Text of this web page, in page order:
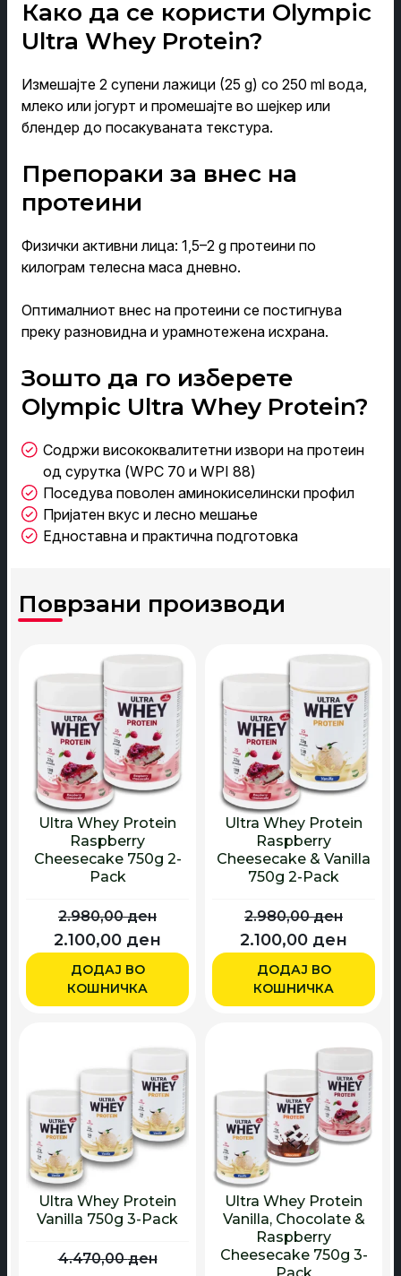
Како да се користи Olympic
Ultra Whey Protein?
Измешајте 2 супени лажици (25 g) со 250 ml вода,
млеко или јогурт и промешајте во шејкер или
блендер до посакуваната текстура.
Препораки за внес на
протеини
Физички активни лица: 1,5–2 g протеини по
килограм телесна маса дневно.
Оптималниот внес на протеини се постигнува
преку разновидна и урамнотежена исхрана.
Зошто да го изберете
Olympic Ultra Whey Protein?
Содржи висококвалитетни извори на протеин
од сурутка (WPC 70 и WPI 88)
Поседува поволен аминокиселински профил
Пријатен вкус и лесно мешање
Едноставна и практична подготовка
Ultra Whey Protein
Raspberry
Cheesecake 750g 2-
Pack
2.980,00ден
Originalna
cena
bila:
2.100,00 ден
cena
2.100,00 ден.
ДОДАЈ ВО
КОШНИЧКА
Ultra Whey Protein
Raspberry
Cheesecake & Vanilla
750g 2-Pack
2.980,00ден
Originalna
cena
bila:
2.100,00 ден
cena
ДОДАЈ ВО
КОШНИЧКА
Ultra Whey Protein
Vanilla 750g 3-Pack
4.470,00ден
Ultra Whey Protein
Vanilla, Chocolate &
Raspberry
Cheesecake 750g 3-